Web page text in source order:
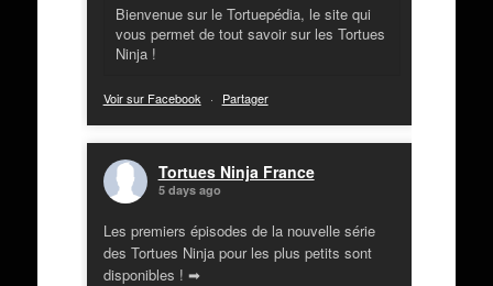
Bienvenue sur le Tortuepédia, le site qui
vous permet de tout savoir sur les Tortues
Ninja !
Voir sur Facebook · Partager
Tortues Ninja France
5 days ago
Les premiers épisodes de la nouvelle série
des Tortues Ninja pour les plus petits sont
disponibles ! ➡